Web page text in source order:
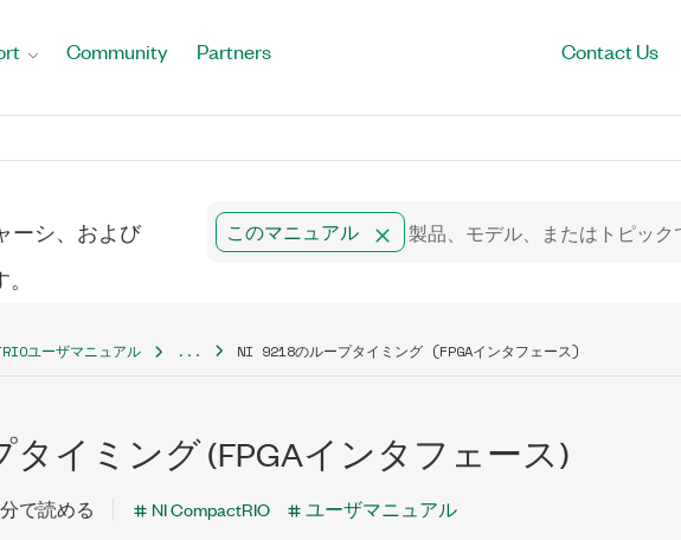
Community Partners Contact Us
ーシ、および
このマニュアル
ユーザマニュアル ... NI 9218のループタイミング (FPGAインタフェース)
タイミング (FPGAインタフェース)
で読める NI CompactRIO ユーザマニュアル